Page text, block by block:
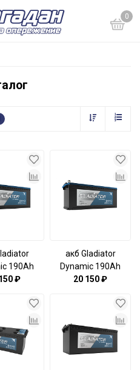
0
190Ah
190R
₽
акб Gladiator
Dynamic 190Ah
6СТ-190R болт
20 150 ₽